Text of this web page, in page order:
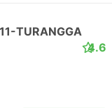
TURANGGA
4.6